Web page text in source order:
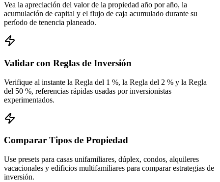
Vea la apreciación del valor de la propiedad año por año, la
acumulación de capital y el flujo de caja acumulado durante su
período de tenencia planeado.
Validar con Reglas de Inversión
Verifique al instante la Regla del 1 %, la Regla del 2 % y la Regla
del 50 %, referencias rápidas usadas por inversionistas
experimentados.
Comparar Tipos de Propiedad
Use presets para casas unifamiliares, dúplex, condos, alquileres
vacacionales y edificios multifamiliares para comparar estrategias de
inversión.